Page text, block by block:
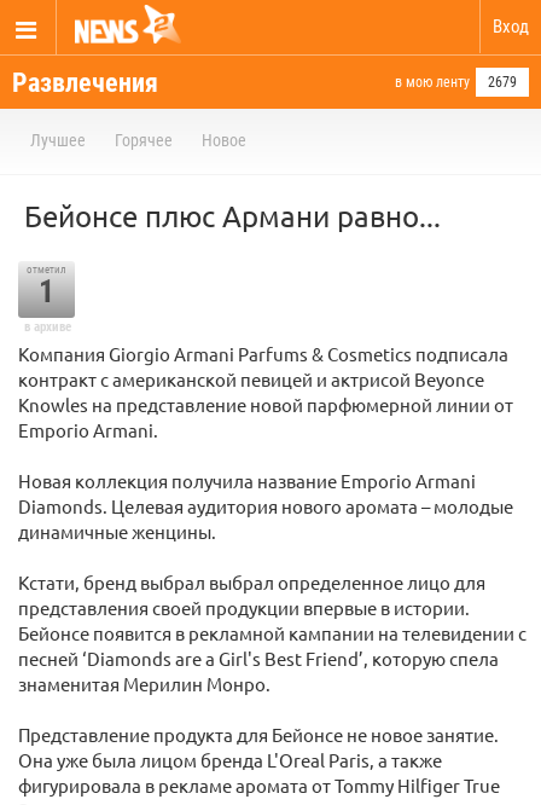
Вход
Развлечения в мою ленту 2679
Лучшее Горячее Новое
Бейонсе плюс Армани равно...
отметил
1
в архиве
Компания Giorgio Armani Parfums & Cosmetics подписала
контракт с американской певицей и актрисой Beyonce
Knowles на представление новой парфюмерной линии от
Emporio Armani.
Новая коллекция получила название Emporio Armani
Diamonds. Целевая аудитория нового аромата – молодые
динамичные женцины.
Кстати, бренд выбрал выбрал определенное лицо для
представления своей продукции впервые в истории.
Бейонсе появится в рекламной кампании на телевидении с
песней ‘Diamonds are a Girl's Best Friend’, которую спела
знаменитая Мерилин Монро.
Представление продукта для Бейонсе не новое занятие.
Она уже была лицом бренда L'Oreal Paris, а также
фигурировала в рекламе аромата от Tommy Hilfiger True